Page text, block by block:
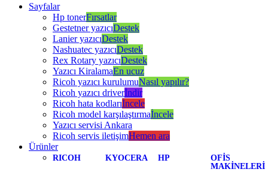
Sayfalar
Hp tonerFırsatlar
Gestetner yazıcıDestek
Lanier yazıcıDestek
Nashuatec yazıcıDestek
Rex Rotary yazıcıDestek
Yazıcı KiralamaEn ucuz
Ricoh yazıcı kurulumuNasıl yapılır?
Ricoh yazıcı driverİndir
Ricoh hata kodlarıİncele
Ricoh model karşılaştırmaİncele
Yazıcı servisi Ankara
Ricoh servis iletişimHemen ara
Ürünler
RICOH KYOCERA HP
OFİS
MAKİNELERİ